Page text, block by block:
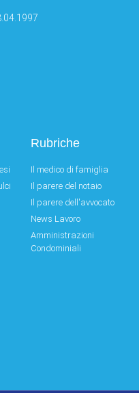
Rubriche
Il medico di famiglia
Il parere del notaio
Il parere dell'avvocato
News Lavoro
Amministrazioni
Condominiali